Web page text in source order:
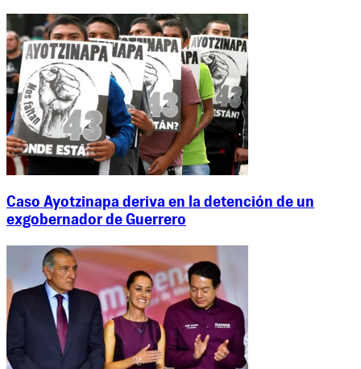
Caso Ayotzinapa deriva en la detención de un
exgobernador de Guerrero